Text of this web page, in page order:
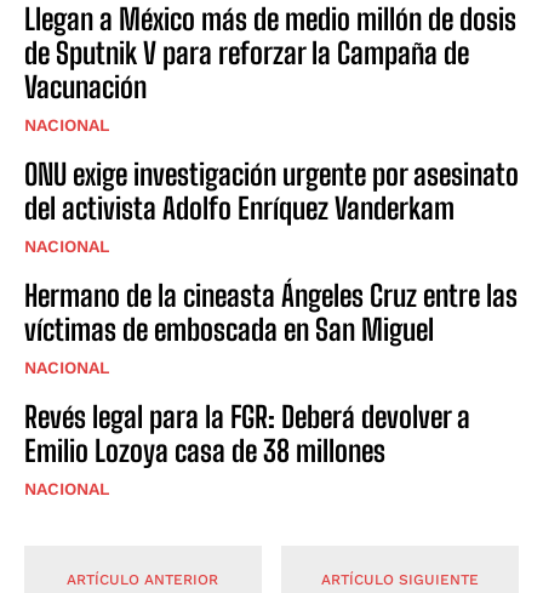
Llegan a México más de medio millón de dosis
de Sputnik V para reforzar la Campaña de
Vacunación
NACIONAL
ONU exige investigación urgente por asesinato
del activista Adolfo Enríquez Vanderkam
NACIONAL
Hermano de la cineasta Ángeles Cruz entre las
víctimas de emboscada en San Miguel
NACIONAL
Revés legal para la FGR: Deberá devolver a
Emilio Lozoya casa de 38 millones
NACIONAL
ARTÍCULO ANTERIOR ARTÍCULO SIGUIENTE